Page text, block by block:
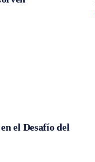
el Desafío del